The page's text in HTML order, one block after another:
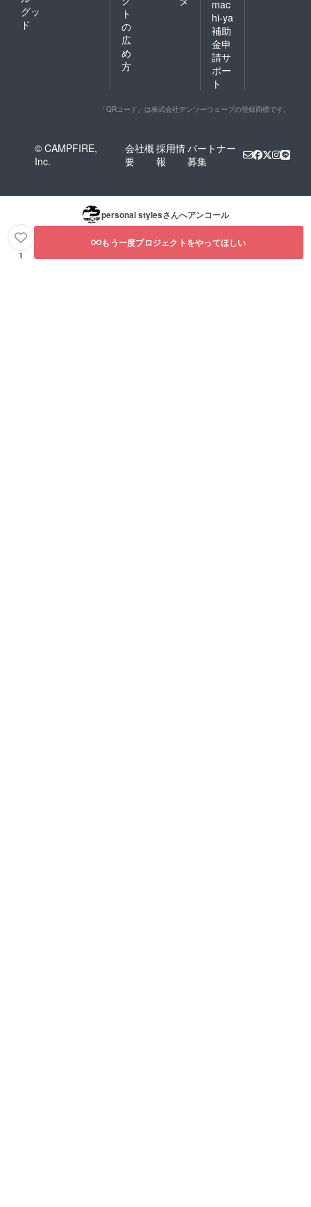
グッ
ド
ト
の
広
め
方
mac
hi-ya
補助
金申
請サ
ポー
ト
「QRコード」は株式会社デンソーウェーブの登録商標です。
© CAMPFIRE,
Inc.
会社概
要
採用情
報
パートナー
募集
personal stylesさんへアンコール
1
もう一度プロジェクトをやってほしい